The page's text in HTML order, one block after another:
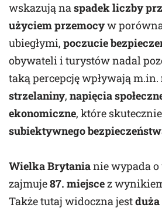
wskazują naspadek liczby
użyciem przemocyw
ubiegłymi, poczucie
obywateli i turystów nadal
taką percepcję wpływają m.in.
strzelaniny, napięcia
ekonomiczne, które skutecznie
subiektywnego
Wielka Brytanianie wypada
zajmuje87. miejscez
Także tutaj widoczna jest